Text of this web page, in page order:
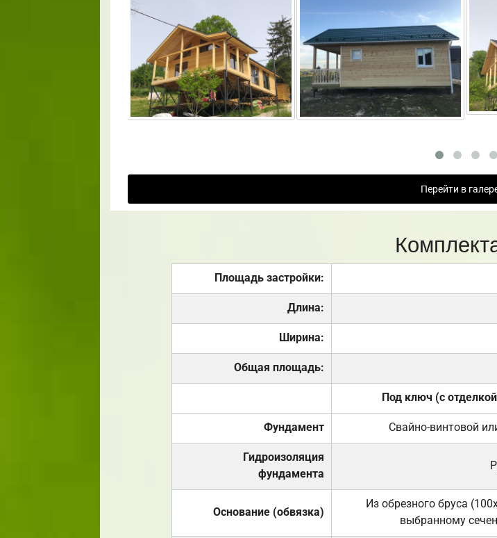
Перейти в
Площадь застройки:
Длина:
Ширина:
Общая площадь:
Под ключ (с
Фундамент Свайно-винтовой
Гидроизоляция
фундамента
Основание (обвязка)
Из обрезного бруса
выбранному